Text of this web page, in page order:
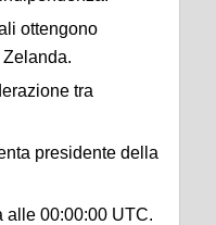
ottengono
tra
presidente della
alle 00:00:00 UTC.